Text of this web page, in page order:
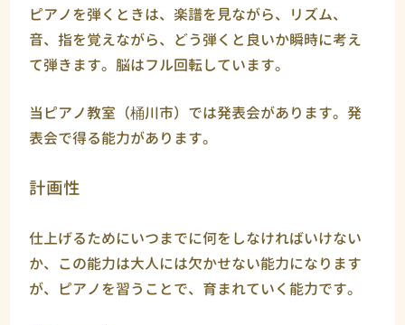
ピアノを弾くときは、楽譜を見ながら、リズム、
音、指を覚えながら、どう弾くと良いか瞬時に考え
て弾きます。脳はフル回転しています。
当ピアノ教室（桶川市）では発表会があります。発
表会で得る能力があります。
計画性
仕上げるためにいつまでに何をしなければいけない
か、この能力は大人には欠かせない能力になります
が、ピアノを習うことで、育まれていく能力です。